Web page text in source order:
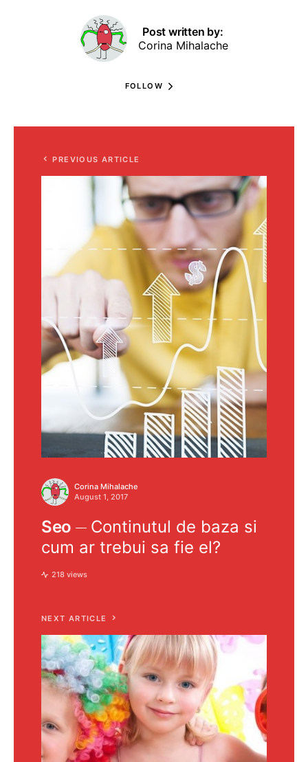
Post written by:
Corina Mihalache
FOLLOW
PREVIOUS ARTICLE
Corina Mihalache
August 1, 2017
Seo
Continutul de baza si
cum ar trebui sa fie el?
218 views
NEXT ARTICLE